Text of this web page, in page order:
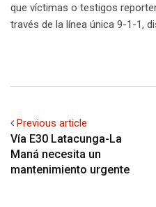
que víctimas o testigos
través de la línea única 9-1-1,
Previous article
Vía E30 Latacunga-La
Maná necesita un
mantenimiento urgente